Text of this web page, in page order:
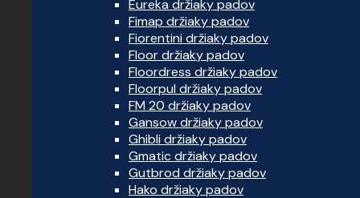
Eureka držiaky padov
Fimap držiaky padov
Fiorentini držiaky padov
Floor držiaky padov
Floordress držiaky padov
Floorpul držiaky padov
FM 20 držiaky padov
Gansow držiaky padov
Ghibli držiaky padov
Gmatic držiaky padov
Gutbrod držiaky padov
Hako držiaky padov